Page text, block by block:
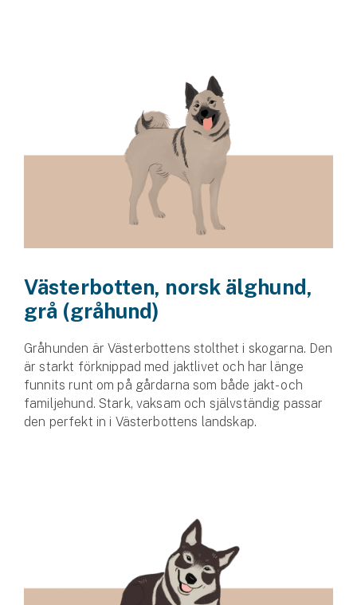
Västerbotten, norsk älghund,
grå (gråhund)
Gråhunden är Västerbottens stolthet i skogarna. Den
är starkt förknippad med jaktlivet och har länge
funnits runt om på gårdarna som både jakt- och
familjehund. Stark, vaksam och självständig passar
den perfekt in i Västerbottens landskap.